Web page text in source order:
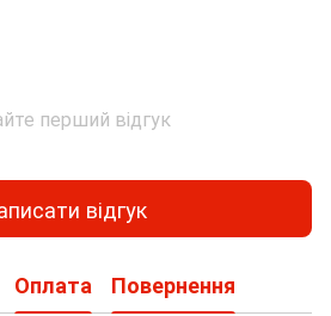
перший відгук
відгук
Оплата Повернення